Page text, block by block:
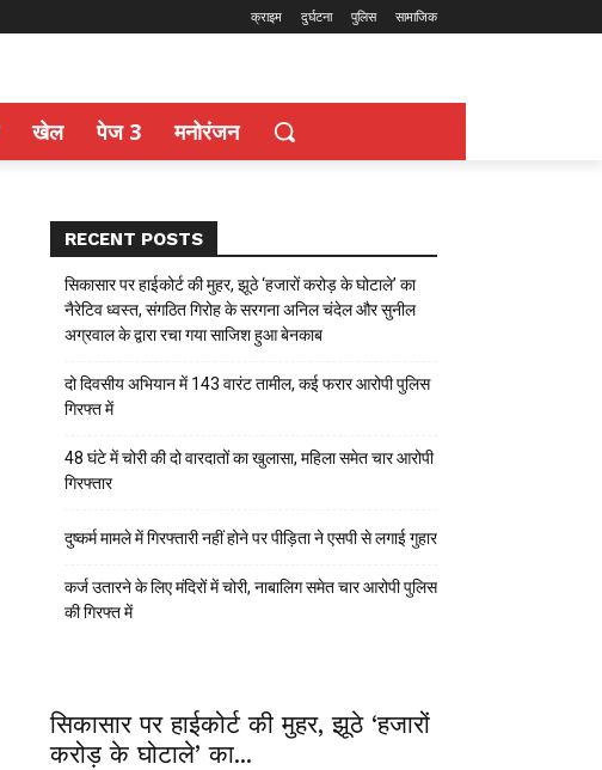
क्राइम दुर्घटना पुलिस सामाजिक
खेल पेज 3 मनोरंजन
RECENT POSTS
सिकासार पर हाईकोर्ट की मुहर, झूठे ‘हजारों करोड़ के घोटाले’ का
नैरेटिव ध्वस्त, संगठित गिरोह के सरगना अनिल चंदेल और सुनील
अग्रवाल के द्वारा रचा गया साजिश हुआ बेनकाब
दो दिवसीय अभियान में 143 वारंट तामील, कई फरार आरोपी पुलिस
गिरफ्त में
48 घंटे में चोरी की दो वारदातों का खुलासा, महिला समेत चार आरोपी
गिरफ्तार
दुष्कर्म मामले में गिरफ्तारी नहीं होने पर पीड़िता ने एसपी से लगाई गुहार
कर्ज उतारने के लिए मंदिरों में चोरी, नाबालिग समेत चार आरोपी पुलिस
की गिरफ्त में
सिकासार पर हाईकोर्ट की मुहर, झूठे ‘हजारों
करोड़ के घोटाले’ का...